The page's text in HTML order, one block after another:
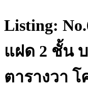
Listing:
แฝด 2 ชั้น
ตารางวา โ